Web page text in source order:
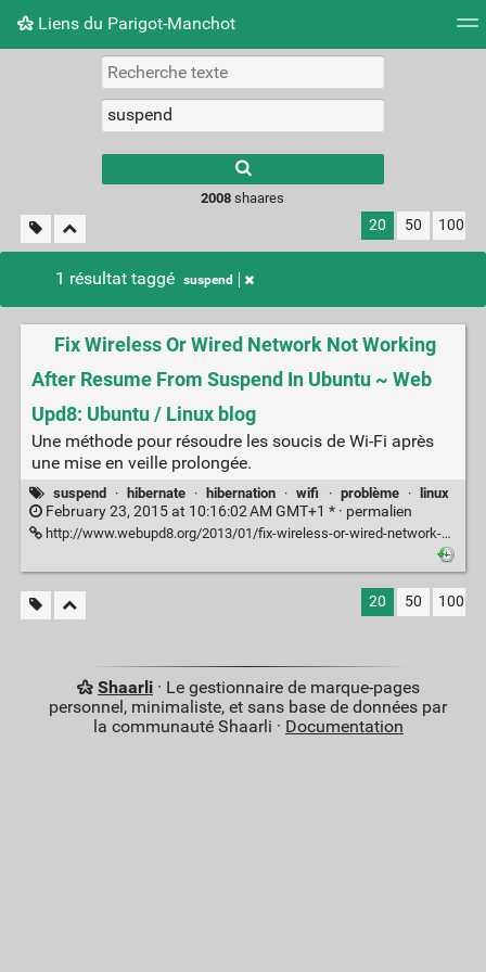
Liens du Parigot-Manchot
Nuage de tags Mur d'images
2008 shaares
20 50 100
1 résultat taggé suspend
Fix Wireless Or Wired Network Not Working
After Resume From Suspend In Ubuntu ~ Web
Upd8: Ubuntu / Linux blog
Une méthode pour résoudre les soucis de Wi-Fi après
une mise en veille prolongée.
suspend · hibernate · hibernation · wifi · problème · linux
February 23, 2015 at 10:16:02 AM GMT+1 * · permalien
http://www.webupd8.org/2013/01/fix-wireless-or-wired-network-not.html
20 50 100
Shaarli· Le gestionnaire de marque-pages
personnel, minimaliste, et sans base de données par
la communauté Shaarli · Documentation